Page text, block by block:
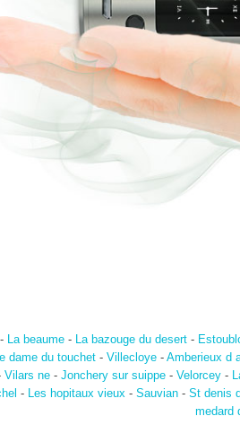
- La beaume- La bazouge du desert-
dame du touchet - Villecloye - Amberieux d
Vilars ne- Jonchery sur suippe- Velorcey-
- Les hopitaux vieux- Sauvian- St denis
medard